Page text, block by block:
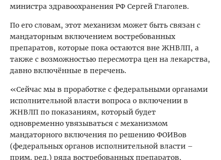
министра здравоохранения РФ Сергей Глаголев.
По его словам, этот механизм может быть связан с
мандаторным включением востребованных
препаратов, которые пока остаются вне ЖНВЛП, а
также с возможностью пересмотра цен на лекарства,
давно включённые в перечень.
«Сейчас мы в проработке с федеральными органами
исполнительной власти вопроса о включении в
ЖНВЛП по показаниям, который будет
одновременно увязываться с механизмом
мандаторного включения по решению ФОИВов
(федеральных органов исполнительной власти –
прим. ред.) ряда востребованных препаратов,